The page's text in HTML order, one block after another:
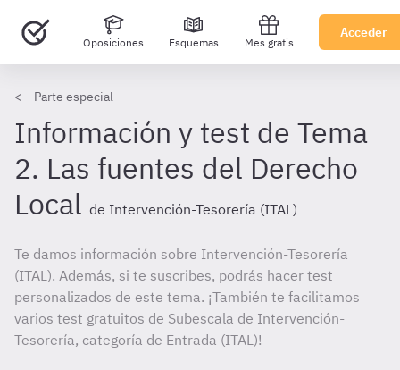
Oposiciones Esquemas Mes gratis
Acceder
Parte especial
Información y test de Tema
2. Las fuentes del Derecho
Local de Intervención-Tesorería (ITAL)
Te damos información sobre Intervención-Tesorería
(ITAL). Además, si te suscribes, podrás hacer test
personalizados de este tema. ¡También te facilitamos
varios test gratuitos de Subescala de Intervención-
Tesorería, categoría de Entrada (ITAL)!